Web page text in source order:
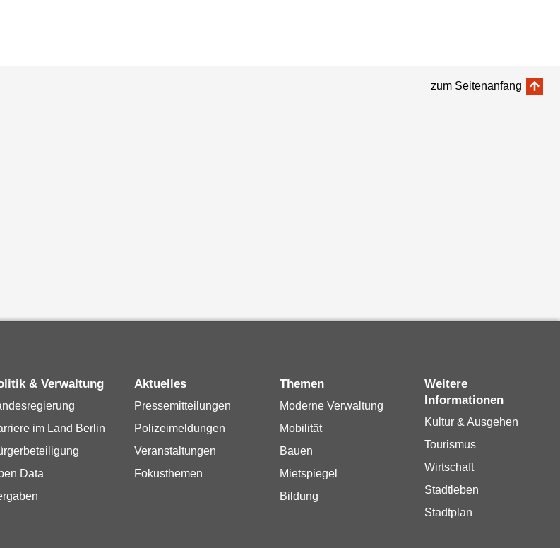
zum Seitenanfang
& Verwaltung
im Land Berlin
Data
Aktuelles
Pressemitteilungen
Polizeimeldungen
Veranstaltungen
Fokusthemen
Themen
Moderne Verwaltung
Mobilität
Bauen
Mietspiegel
Bildung
Weitere
Informationen
Kultur & Ausgehen
Tourismus
Wirtschaft
Stadtleben
Stadtplan